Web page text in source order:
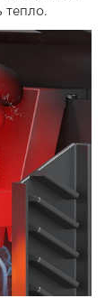
тепло.